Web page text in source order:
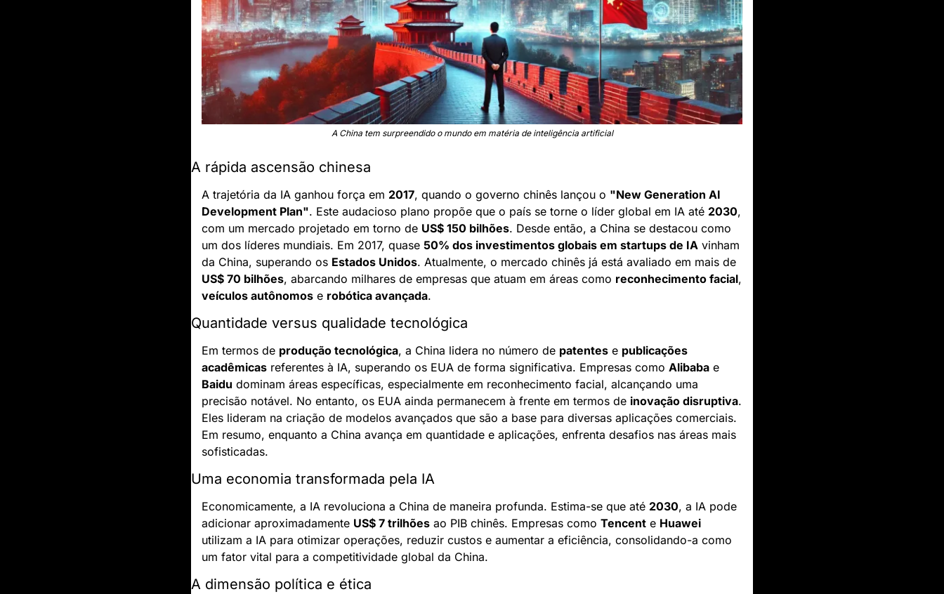
A China tem surpreendido o mundo em matéria de inteligência artificial
A rápida ascensão chinesa
A trajetória da IA ganhou força em 2017, quando o governo chinês lançou o "New Generation AI
Development Plan". Este audacioso plano propõe que o país se torne o líder global em IA até 2030,
com um mercado projetado em torno de US$ 150 bilhões. Desde então, a China se destacou como
um dos líderes mundiais. Em 2017, quase 50% dos investimentos globais em startups de IA vinham
da China, superando os Estados Unidos
US$ 70 bilhões, abarcando milhares de empresas que atuam em áreas como reconhecimento facial
veículos autônomos e robótica avançada.
Quantidade versus qualidade tecnológica
Em termos de produção tecnológica, a China lidera no número de patentes e publicações
acadêmicas referentes à IA, superando os EUA de forma significativa. Empresas como Alibaba
Baidu dominam áreas específicas, especialmente em reconhecimento facial, alcançando uma
precisão notável. No entanto, os EUA ainda permanecem à frente em termos de inovação disruptiva.
Eles lideram na criação de modelos avançados que são a base para diversas aplicações comerciais.
Em resumo, enquanto a China avança em quantidade e aplicações, enfrenta desafios nas áreas mais
sofisticadas.
Uma economia transformada pela IA
Economicamente, a IA revoluciona a China de maneira profunda. Estima-se que até 2030, a IA pode
adicionar aproximadamente US$ 7 trilhões ao PIB chinês. Empresas como Tencent e Huawei
utilizam a IA para otimizar operações, reduzir custos e aumentar a eficiência, consolidando-a como
um fator vital para a competitividade global da China.
A dimensão política e ética